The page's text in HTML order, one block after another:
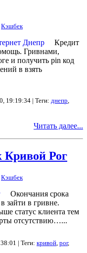
Кэшбек
Кредит
Гривнами,
и получить pin код
в взять
19:19:34 | Теги: днепр,
Читать далее...
Кривой Рог
Кэшбек
Окончания срока
зайти в гривне.
статус клиента тем
отсутствию…...
| Теги: кривой рог,